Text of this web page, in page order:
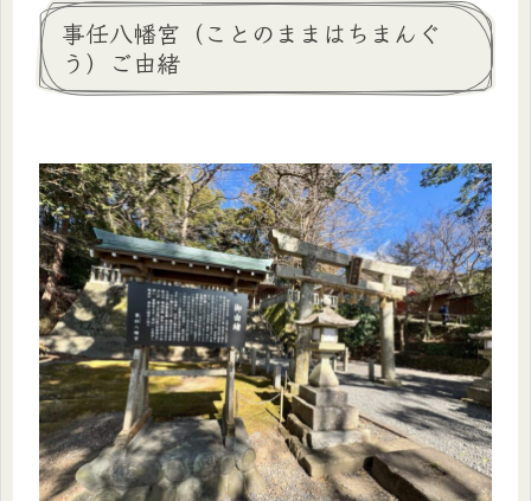
事任八幡宮（ことのままはちまんぐ
う）ご由緒